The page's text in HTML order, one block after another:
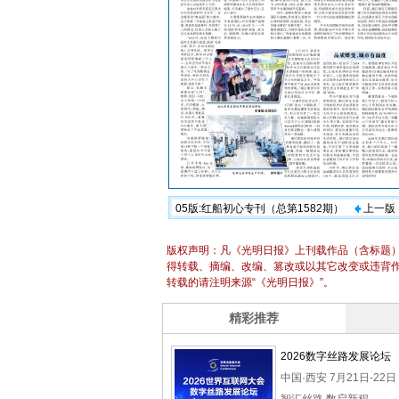
05版:红船初心专刊（总第1582期） 上一版